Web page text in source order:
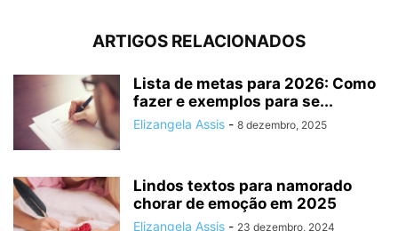
ARTIGOS RELACIONADOS
Lista de metas para 2026: Como
fazer e exemplos para se...
Elizangela Assis - 8 dezembro, 2025
Lindos textos para namorado
chorar de emoção em 2025
Elizangela Assis - 23 dezembro, 2024